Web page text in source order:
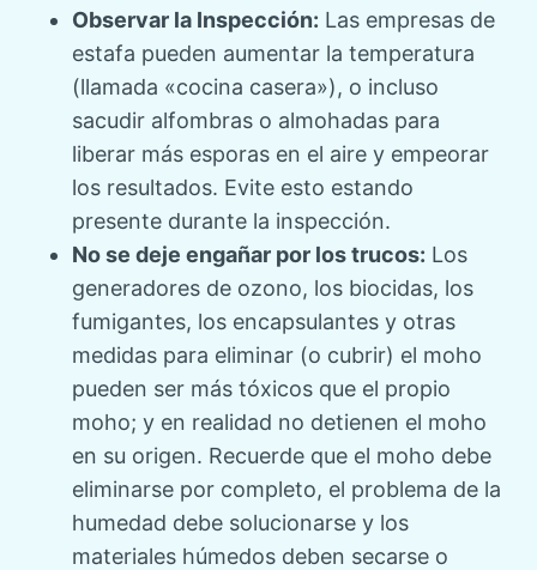
Observar la Inspección: Las empresas de
estafa pueden aumentar la temperatura
(llamada «cocina casera»), o incluso
sacudir alfombras o almohadas para
liberar más esporas en el aire y empeorar
los resultados. Evite esto estando
presente durante la inspección.
No se deje engañar por los trucos: Los
generadores de ozono, los biocidas, los
fumigantes, los encapsulantes y otras
medidas para eliminar (o cubrir) el moho
pueden ser más tóxicos que el propio
moho; y en realidad no detienen el moho
en su origen. Recuerde que el moho debe
eliminarse por completo, el problema de la
humedad debe solucionarse y los
materiales húmedos deben secarse o